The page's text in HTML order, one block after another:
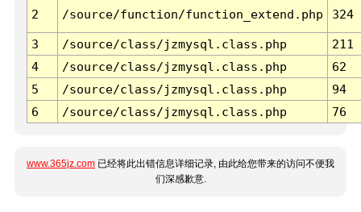
2 /source/function/function_extend.php 324
3 /source/class/jzmysql.class.php
211
4
/source/class/jzmysql.class.php
62
5
/source/class/jzmysql.class.php
94
6
/source/class/jzmysql.class.php 76
www.365jz.com 已经将此出错信息详细记录, 由此给您带来的访问不便我
们深感歉意.